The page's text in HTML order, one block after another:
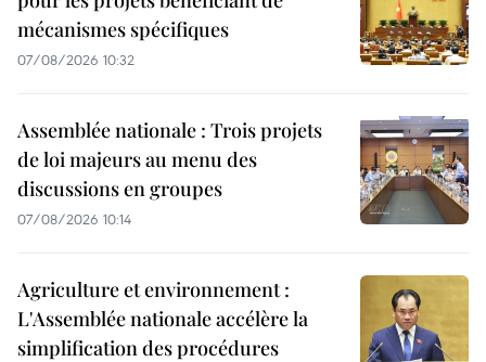
mécanismes spécifiques
07/08/2026 10:32
Assemblée nationale : Trois projets
de loi majeurs au menu des
discussions en groupes
07/08/2026 10:14
Agriculture et environnement :
L'Assemblée nationale accélère la
simplification des procédures